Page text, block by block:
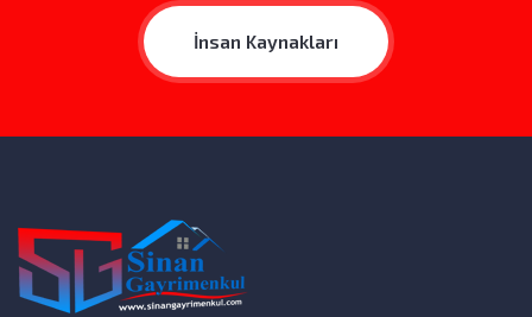
İnsan Kaynakları